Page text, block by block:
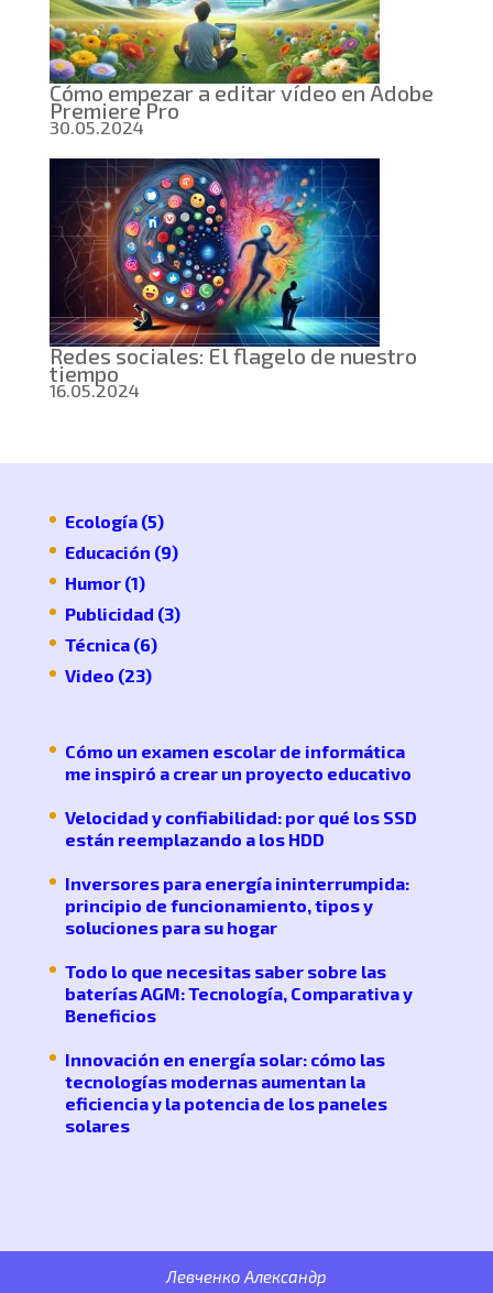
Cómo empezar a editar vídeo en Adobe
Premiere Pro
30.05.2024
Redes sociales: El flagelo de nuestro
tiempo
16.05.2024
Ecología(5)
Educación (9)
Humor(1)
Publicidad (3)
Técnica(6)
Video (23)
Cómo un examen escolar de informática
me inspiró a crear un proyecto educativo
Velocidad y confiabilidad: por qué los SSD
están reemplazando a los HDD
Inversores para energía ininterrumpida:
principio de funcionamiento, tipos y
soluciones para su hogar
Todo lo que necesitas saber sobre las
baterías AGM: Tecnología, Comparativa y
Beneficios
Innovación en energía solar: cómo las
tecnologías modernas aumentan la
eficiencia y la potencia de los paneles
solares
Левченко Александр